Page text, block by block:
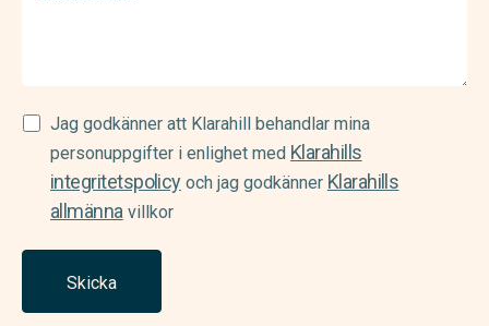
Samtycke
(Required)
Jag godkänner att Klarahill behandlar mina
personuppgifter i enlighet med Klarahills
integritetspolicyoch jag godkänner Klarahills
allmännavillkor
Skicka